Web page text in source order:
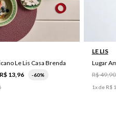
UN
Le Lis Casa Brenda
R$ 13,96 -60%
LE LIS
Lugar
R$49,90
1x de R$